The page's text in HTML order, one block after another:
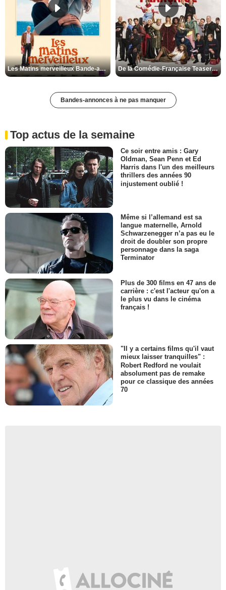
Les Matins merveilleux Bande-annonce VF De la Comédie-Française Teaser VF
Bandes-annonces à ne pas manquer
Top actus de la semaine
Ce soir entre amis : Gary
Oldman, Sean Penn et Ed
Harris dans l'un des meilleurs
thrillers des années 90
injustement oublié !
Même si l’allemand est sa
langue maternelle, Arnold
Schwarzenegger n’a pas eu le
droit de doubler son propre
personnage dans la saga
Terminator
Plus de 300 films en 47 ans de
carrière : c'est l'acteur qu'on a
le plus vu dans le cinéma
français !
"Il y a certains films qu'il vaut
mieux laisser tranquilles" :
Robert Redford ne voulait
absolument pas de remake
pour ce classique des années
70